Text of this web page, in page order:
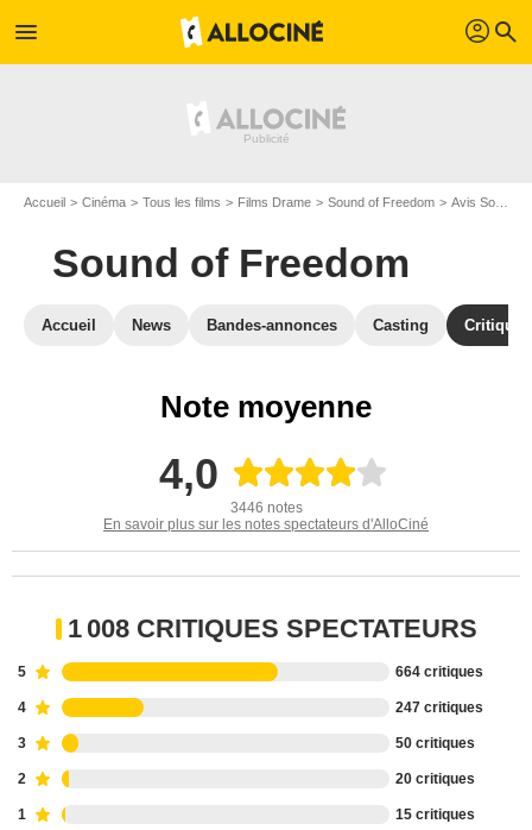
menu profil search
Accueil Cinéma Tous les films Films Drame Sound of Freedom Avis Sound of Freedom
Sound of Freedom
Accueil News Bandes-annonces Casting
Note moyenne
4,0
3446 notes
En savoir plus sur les notes spectateurs d'AlloCiné
1 008 CRITIQUES SPECTATEURS
5 664 critiques
4 247 critiques
3 50 critiques
2 20 critiques
1 15 critiques